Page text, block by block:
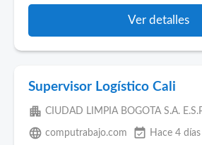
Ver detalles
Supervisor Logístico Cali
apartment CIUDAD LIMPIA BOGOTA S.A.
language computrabajo.com event_available Hace 4 días